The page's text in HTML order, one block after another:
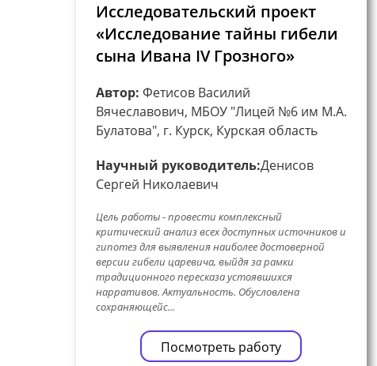
Исследовательский проект
«Исследование тайны гибели
сына Ивана IV Грозного»
Автор: Фетисов Василий
Вячеславович, МБОУ "Лицей №6 им М.А.
Булатова", г. Курск, Курская область
Научный руководитель:Денисов
Сергей Николаевич
Цель работы - провести комплексный
критический анализ всех доступных источников и
гипотез для выявления наиболее достоверной
версии гибели царевича, выйдя за рамки
традиционного пересказа устоявшихся
нарративов. Актуальность. Обусловлена
сохраняющейс...
Посмотреть работу